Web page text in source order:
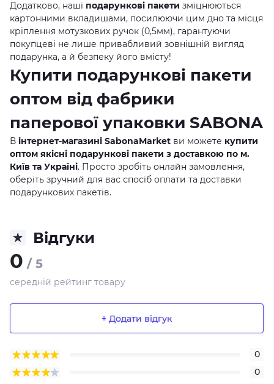
Додатково, наші подарункові пакети зміцнюються
картонними вкладишами, посилюючи цим дно та місця
кріплення мотузкових ручок (0,5мм), гарантуючи
покупцеві не лише привабливий зовнішній вигляд
подарунка, а й безпеку його вмісту!
Купити подарункові пакети
оптом від фабрики
паперової упаковки SABONA
В інтернет-магазині SabonaMarket ви можете купити
оптом якісні подарункові пакети з доставкою по м.
Київ та Україні. Просто зробіть онлайн замовлення,
оберіть зручний для вас спосіб оплати та доставки
подарункових пакетів.
Відгуки
0 / 5
середній рейтинг товару
+ Додати відгук
0
0